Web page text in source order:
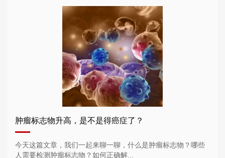
肿瘤标志物升高，是不是得癌症了？
今天这篇文章，我们一起来聊一聊，什么是肿瘤标志物？哪些
人需要检测肿瘤标志物？如何正确解...